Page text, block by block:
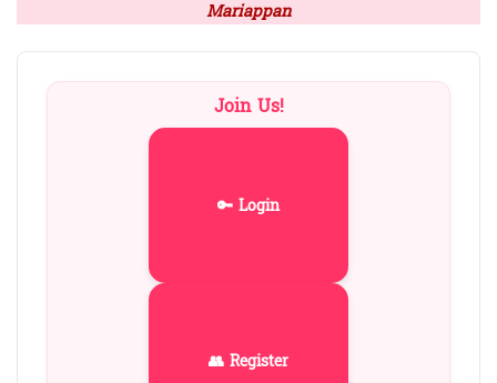
Mariappan
Join Us!
🔑 Login
👥 Register